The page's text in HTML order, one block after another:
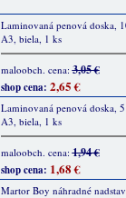
Laminovaná penová doska,
A3, biela, 1 ks
maloobch. cena:3,05 €
shop cena: 2,65 €
Laminovaná penová doska,
A3, biela, 1 ks
maloobch. cena:1,94 €
shop cena: 1,68 €
Martor Boy náhradné